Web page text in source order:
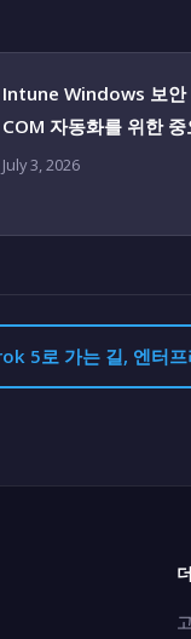
Intune Windows 보안
COM 자동화를 위한
July 3, 2026
5로 가는 길, 엔터